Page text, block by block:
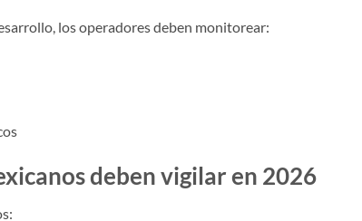
los operadores deben monitorear:
deben vigilar en 2026